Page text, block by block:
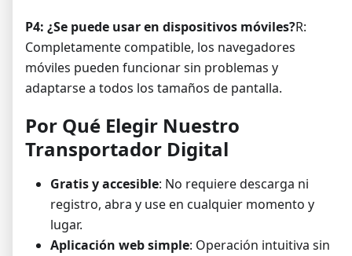
P4: ¿Se puede usar en dispositivos móviles?R:
Completamente compatible, los navegadores
móviles pueden funcionar sin problemas y
adaptarse a todos los tamaños de pantalla.
Por Qué Elegir Nuestro
Transportador Digital
Gratis y accesible: No requiere descarga ni
registro, abra y use en cualquier momento y
lugar.
Aplicación web simple: Operación intuitiva sin